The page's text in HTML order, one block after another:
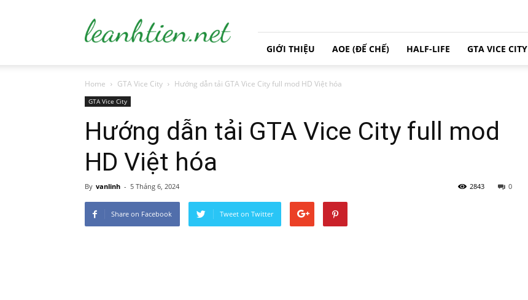
GIỚI THIỆU AOE (ĐẾ CHẾ) HALF-LIFE GTA VICE CITY
Home GTA Vice City Hướng dẫn tải GTA Vice City full mod HD Việt hóa
GTA Vice City
Hướng dẫn tải GTA Vice City full mod
HD Việt hóa
By vanlinh - 5 Tháng 6, 2024 0
2843
Share on Facebook Tweet on Twitter